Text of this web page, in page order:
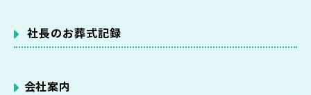
社長のお葬式記録
会社案内